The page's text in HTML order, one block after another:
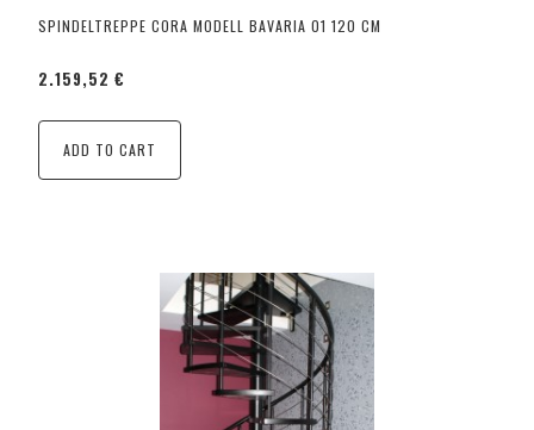
SPINDELTREPPE CORA MODELL BAVARIA 01 120 CM
2.159,52 €
ADD TO CART